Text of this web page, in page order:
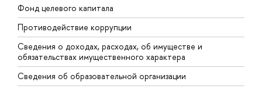
Фонд целевого капитала
Противодействие коррупции
Сведения о доходах, расходах, об имуществе и
обязательствах имущественного характера
Сведения об образовательной организации